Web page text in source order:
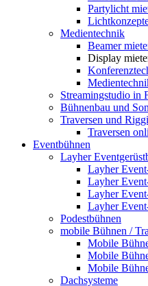
Partylicht
Medientechnik
Beamer
Display
Streamingstudio in
Bühnenbau und
Traversen und
Traversen
Eventbühnen
Layher
Layher
Layher
Layher
Layher
Podestbühnen
mobile Bühnen /
Mobile
Mobile
Mobile
Dachsysteme